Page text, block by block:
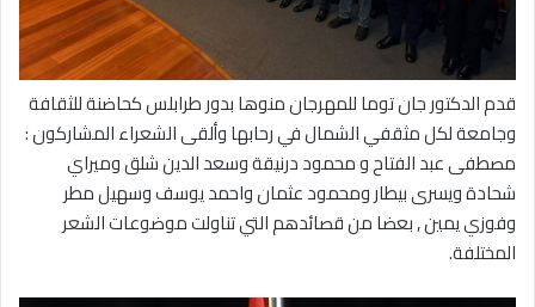
قدم الدكتور جان توما للمهرجان منوها بدور طرابلس كحاضنة للثقافة
وجامعة لكل مثقفي الشمال في رحابها وألقى الشعراء المشاركون :
مصطفى عبد الفتاح و محمود درنيقة وسعد الدين شلق وميراي
شحادة ويسرى بيطار ومحمود عثمان واحمد يوسف وسهيل مطر
وفوزي يمين , بعضا من قصائدهم التي تناولت موضوعات الشعر
المختلفة.